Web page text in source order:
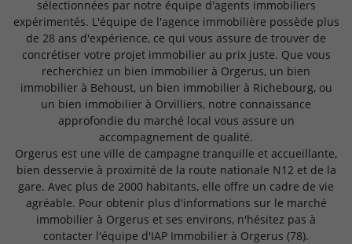
sélectionnées par notre équipe d'agents immobiliers
expérimentés. L'équipe de l'agence immobilière possède plus
de 28 ans d'expérience, ce qui vous assure de trouver de
concrétiser votre projet immobilier au prix juste. Que vous
recherchiez un bien immobilier à Orgerus, un bien
immobilier à Behoust, un bien immobilier à Richebourg, ou
un bien immobilier à Orvilliers, notre connaissance
approfondie du marché local vous assure un
accompagnement de qualité.
Orgerus est une ville de campagne tranquille et accueillante,
bien desservie à proximité de la route nationale N12 et de la
gare. Avec plus de 2000 habitants, elle offre un cadre de vie
agréable. Pour obtenir plus d'informations sur le marché
immobilier à Orgerus et ses environs, n'hésitez pas à
contacter l'équipe d'IAP Immobilier à Orgerus (78).